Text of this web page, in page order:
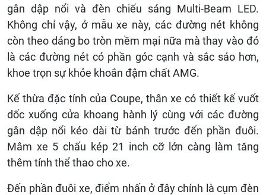
gân dập nổi và đèn chiếu sáng Multi-Beam LED.
Không chỉ vậy, ở mẫu xe này, các đường nét không
còn theo dáng bo tròn mềm mại nữa mà thay vào đó
là các đường nét có phần góc cạnh và sắc sảo hơn,
khoe trọn sự khỏe khoắn đậm chất AMG.
Kế thừa đặc tính của Coupe, thân xe có thiết kế vuốt
dốc xuống cửa khoang hành lý cùng với các đường
gân dập nổi kéo dài từ bánh trước đến phần đuôi.
Mâm xe 5 chấu kép 21 inch cỡ lớn càng làm tăng
thêm tính thể thao cho xe.
Đến phần đuôi xe, điểm nhấn ở đây chính là cụm đèn